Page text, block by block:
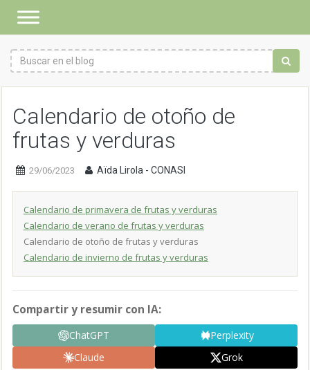
Calendario de otoño de
frutas y verduras
29/06/2023 Aïda Lirola - CONASI
Calendario de primavera de frutas y verduras
Calendario de verano de frutas y verduras
Calendario de otoño de frutas y verduras
Calendario de invierno de frutas y verduras
Compartir y resumir con IA:
ChatGPT
Perplexity
Claude
Grok